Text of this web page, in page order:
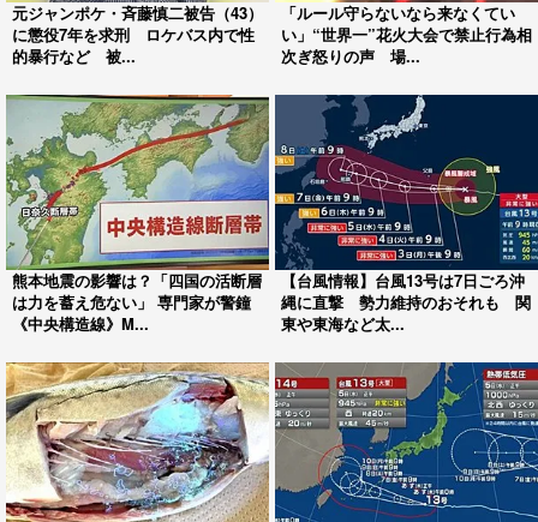
元ジャンポケ・斉藤慎二被告（43）
に懲役7年を求刑 ロケバス内で性
的暴行など 被...
「ルール守らないなら来なくてい
い」“世界一”花火大会で禁止行為相
次ぎ怒りの声 場...
熊本地震の影響は？「四国の活断層
は力を蓄え危ない」 専門家が警鐘
《中央構造線》M...
【台風情報】台風13号は7日ごろ沖
縄に直撃 勢力維持のおそれも 関
東や東海など太...